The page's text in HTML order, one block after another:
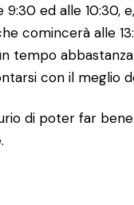
ed alle 10:30,
comincerà alle
tempo
con il meglio
di poter far